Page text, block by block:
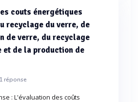
couts énergétiques
recyclage du verre, de
de verre, du recyclage
et de la production de
1réponse
: L'évaluation des coûts